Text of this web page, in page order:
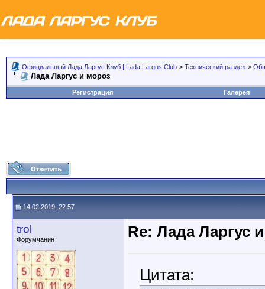
Официальный Лада Ларгус Клуб | Lada Largus Club > Технический раздел >
Лада Ларгус и мороз
Регистрация Галерея
14.02.2019, 22:57
trol
Форумчанин Re: Лада Ларгус
Цитата: